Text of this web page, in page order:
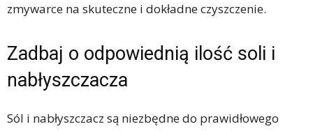
zmywarce na skuteczne i dokładne czyszczenie.
Zadbaj o odpowiednią ilość soli i
nabłyszczacza
Sól i nabłyszczacz są niezbędne do prawidłowego